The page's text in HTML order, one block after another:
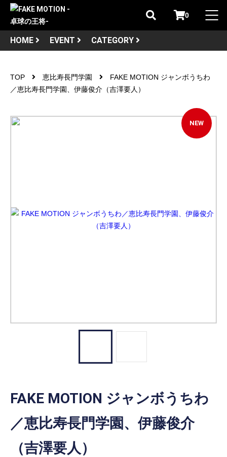
0
HOME EVENT CATEGORY
TOP 恵比寿長門学園
FAKE MOTION ジャンボうちわ
／恵比寿長門学園、伊藤俊介（吉澤要人）
NEW
FAKE MOTION ジャンボうちわ
／恵比寿長門学園、伊藤俊介
（吉澤要人）